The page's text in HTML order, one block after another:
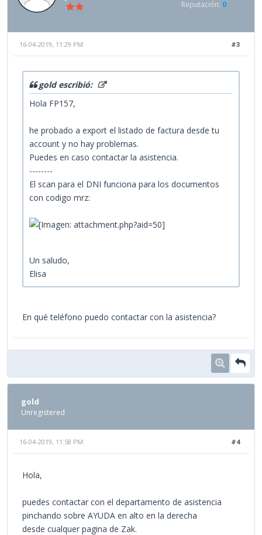
Reputación: 0
#3
16-04-2019, 11:29 PM
gold escribió:
Hola FP157,
he probado a export el listado de factura desde tu
account y no hay problemas.
Puedes en caso contactar la asistencia.
--------
El scan para el DNI funciona para los documentos
con codigo mrz:
Un saludo,
Elisa
En qué teléfono puedo contactar con la asistencia?
gold
Unregistered
#4
16-04-2019, 11:58 PM
Hola,
puedes contactar con el departamento de asistencia
pinchando sobre AYUDA en alto en la derecha
desde cualquer pagina de Zak.